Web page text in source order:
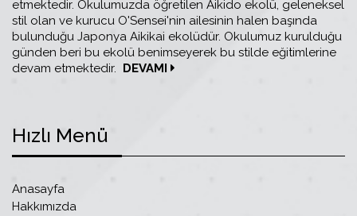
etmektedir. Okulumuzda öğretilen Aikido ekolü, geleneksel
stil olan ve kurucu O'Sensei'nin ailesinin halen başında
bulunduğu Japonya Aikikai ekolüdür. Okulumuz kurulduğu
günden beri bu ekolü benimseyerek bu stilde eğitimlerine
devam etmektedir. DEVAMI
Hızlı Menü
Anasayfa
Hakkımızda